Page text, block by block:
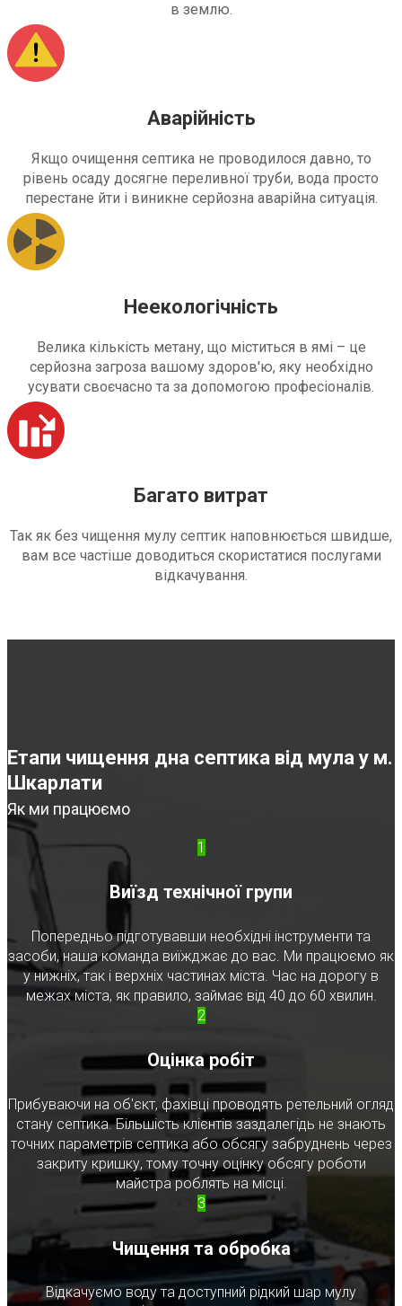
в землю.
Аварійність
Якщо очищення септика не проводилося давно, то
рівень осаду досягне переливної труби, вода просто
перестане йти і виникне серйозна аварійна ситуація.
Неекологічність
Велика кількість метану, що міститься в ямі – це
серйозна загроза вашому здоров'ю, яку необхідно
усувати своєчасно та за допомогою професіоналів.
Багато витрат
Так як без чищення мулу септик наповнюється швидше,
вам все частіше доводиться скористатися послугами
відкачування.
Етапи чищення дна септика від мула у м.
Шкарлати
Як ми працюємо
1
Виїзд технічної групи
Попередньо підготувавши необхідні інструменти та
засоби, наша команда виїжджає до вас. Ми працюємо як
у нижніх, так і верхніх частинах міста. Час на дорогу в
межах міста, як правило, займає від 40 до 60 хвилин.
2
Оцінка робіт
Прибуваючи на об'єкт, фахівці проводять ретельний огляд
стану септика. Більшість клієнтів заздалегідь не знають
точних параметрів септика або обсягу забруднень через
закриту кришку, тому точну оцінку обсягу роботи
майстра роблять на місці.
3
Чищення та обробка
Відкачуємо воду та доступний рідкий шар мулу